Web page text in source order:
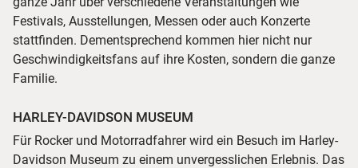
Festivals, Ausstellungen, Messen oder auch Konzerte
stattfinden. Dementsprechend kommen hier nicht nur
Geschwindigkeitsfans auf ihre Kosten, sondern die ganze
Familie.
HARLEY-DAVIDSON MUSEUM
Für Rocker und Motorradfahrer wird ein Besuch im Harley-
Davidson Museum zu einem unvergesslichen Erlebnis. Das